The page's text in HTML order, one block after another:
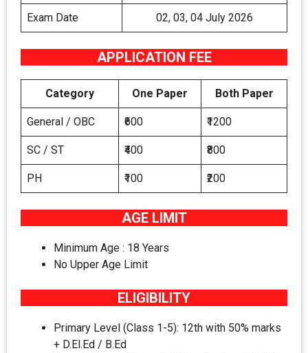
Exam Date 02, 03, 04 July 2026
APPLICATION FEE
Category One Paper Both Paper
General / OBC ₹600 ₹1200
SC / ST ₹400 ₹800
PH ₹100 ₹200
AGE LIMIT
Minimum Age : 18 Years
No Upper Age Limit
ELIGIBILITY
Primary Level (Class 1-5): 12th with 50% marks
+ D.El.Ed / B.Ed